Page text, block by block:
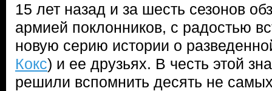
15 лет назад и за шесть сезонов
армией поклонников, с радостью
новую серию истории о
Кокс) и ее друзьях. В честь этой
решили вспомнить десять не